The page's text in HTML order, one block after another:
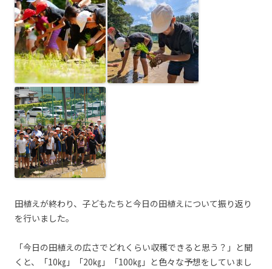
田植えが終わり、子どもたちと今日の田植えについて振り返り
を行いました。
「今日の田植えの広さでどれくらい収穫できると思う？」と聞
くと、「10㎏」「20㎏」「100㎏」と色々な予想をしていまし